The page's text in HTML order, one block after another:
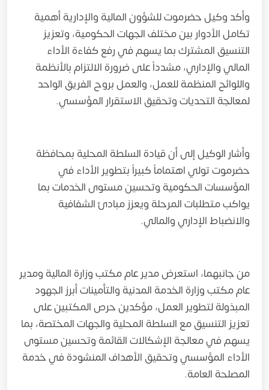
وأكد وكيل حضرموت للشؤون المالية والإدارية أهمية
تكامل الأدوار بين مختلف الجهات الحكومية، وتعزيز
التنسيق المشترك بما يسهم في رفع كفاءة الأداء
المالي والإداري، مشدداً على ضرورة الالتزام بالأنظمة
واللوائح المنظمة للعمل، والعمل بروح الفريق الواحد
لمعالجة التحديات وتحقيق الاستقرار المؤسسي.
وأشار الوكيل إلى أن قيادة السلطة المحلية بمحافظة
حضرموت تولي اهتماماً كبيراً بتطوير الأداء في
المؤسسات الحكومية وتحسين مستوى الخدمات بما
يواكب متطلبات المرحلة ويعزز مبادئ الشفافية
والانضباط الإداري والمالي.
من جانبهما، استعرض مدير عام مكتب وزارة المالية ومدير
عام مكتب وزارة الخدمة المدنية والتأمينات أبرز الجهود
المبذولة لتطوير العمل، مؤكدين حرص المكتبين على
تعزيز التنسيق مع السلطة المحلية والجهات المختصة، بما
يسهم في معالجة الإشكالات القائمة وتحسين مستوى
الأداء المؤسسي وتحقيق الأهداف المنشودة في خدمة
المصلحة العامة.